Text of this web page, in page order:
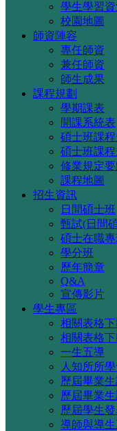
學生學習資
校園地圖
師資陣容
專任師資
兼任師資
師生成果
課程規劃
學期課表
開課系統表
碩士班課
碩士班課
修業規定
課程地圖
招生資訊
日間碩士班
甄試(日間
碩士在職專
學分班
歷年簡章
Q&A
宣傳影片
學生專區
相關表格
相關表格
一生五導
人知所所
歷屆畢業
歷屆畢業
歷屆學生
導師與導